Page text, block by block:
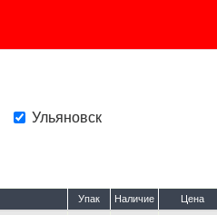
Ульяновск
Упак Наличие Цена